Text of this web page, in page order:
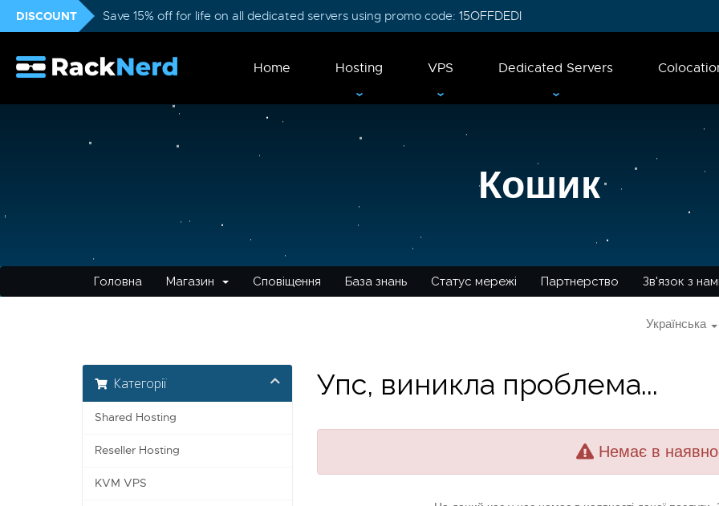
DISCOUNT Save 15% off for life on all dedicated servers using promo code: 15OFFDEDI
Home Hosting VPS Dedicated Servers
Кошик
Головна Магазин Сповіщення База знань Статус мережі Партнерство Зв'язок з
Українська
Категорії
Shared Hosting
Reseller Hosting
KVM VPS
Упс, виникла проблема...
Немає в